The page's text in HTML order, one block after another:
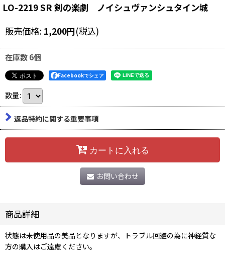
LO-2219 SR 剣の楽劇 ノイシュヴァンシュタイン城
販売価格: 1,200円(税込)
在庫数 6個
Facebookでシェア
数量:
返品特約に関する重要事項
カートに入れる
お問い合わせ
商品詳細
状態は未使用品の美品となりますが、トラブル回避の為に神経質な
方の購入はご遠慮ください。